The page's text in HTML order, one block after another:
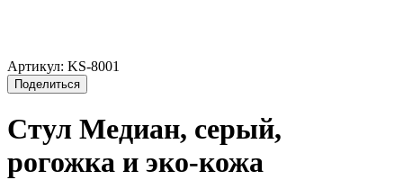
Артикул: KS-8001
Поделиться
Стул Медиан, серый,
рогожка и эко-кожа